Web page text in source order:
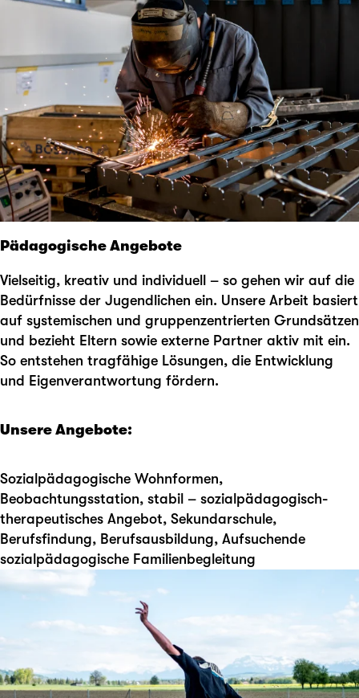
Pädagogische Angebote
Vielseitig, kreativ und individuell – so gehen wir auf die
Bedürfnisse der Jugendlichen ein. Unsere Arbeit basiert
auf systemischen und gruppenzentrierten Grundsätzen
und bezieht Eltern sowie externe Partner aktiv mit ein.
So entstehen tragfähige Lösungen, die Entwicklung
und Eigenverantwortung fördern.
Unsere Angebote:
Sozialpädagogische Wohnformen,
Beobachtungsstation, stabil – sozialpädagogisch-
therapeutisches Angebot, Sekundarschule,
Berufsfindung, Berufsausbildung, Aufsuchende
sozialpädagogische Familienbegleitung